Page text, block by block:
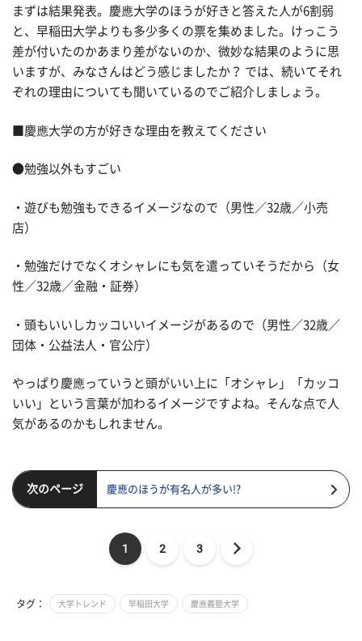
まずは結果発表。慶應大学のほうが好きと答えた人が6割弱
と、早稲田大学よりも多少多くの票を集めました。けっこう
差が付いたのかあまり差がないのか、微妙な結果のように思
いますが、みなさんはどう感じましたか？ では、続いてそれ
ぞれの理由についても聞いているのでご紹介しましょう。
■慶應大学の方が好きな理由を教えてください
●勉強以外もすごい
・遊びも勉強もできるイメージなので（男性／32歳／小売
店）
・勉強だけでなくオシャレにも気を遣っていそうだから（女
性／32歳／金融・証券）
・頭もいいしカッコいいイメージがあるので（男性／32歳／
団体・公益法人・官公庁）
やっぱり慶應っていうと頭がいい上に「オシャレ」「カッコ
いい」という言葉が加わるイメージですよね。そんな点で人
気があるのかもしれません。
次のページ 慶應のほうが有名人が多い!?
1 2 3
タグ： 大学トレンド 早稲田大学 慶應義塾大学